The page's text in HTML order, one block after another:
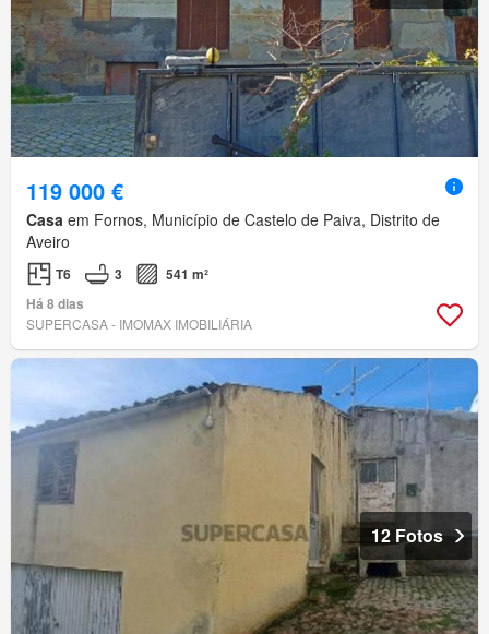
119 000 €
Casa em Fornos, Município de Castelo de Paiva, Distrito de
Aveiro
T6 3
541 m²
Há 8 dias
SUPERCASA - IMOMAX IMOBILIÁRIA
12 Fotos